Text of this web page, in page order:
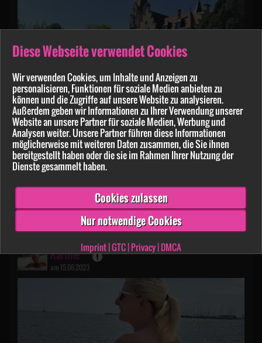
Diese Webseite verwendet Cookies
Wir verwenden Cookies, um Inhalte und Anzeigen zu
personalisieren, Funktionen für soziale Medien anbieten zu
können und die Zugriffe auf unsere Website zu analysieren.
Außerdem geben wir Informationen zu Ihrer Verwendung unserer
Website an unsere Partner für soziale Medien, Werbung und
Analysen weiter. Unsere Partner führen diese Informationen
möglicherweise mit weiteren Daten zusammen, die Sie ihnen
bereitgestellt haben oder die sie im Rahmen Ihrer Nutzung der
Dienste gesammelt haben.
Cookies zulassen
Nur notwendige Cookies
Imprint|GTC|Privacy|DMCA
Wo ist eigentlich der Prinz von dem Schluss? Ich
wünsche euch allen einen guten Start in die
Woche Lieber Gruß Karin
Karinle
am 15.06.2023